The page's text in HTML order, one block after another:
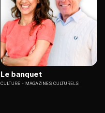
Le banquet
CULTURE MAGAZINES CULTURELS